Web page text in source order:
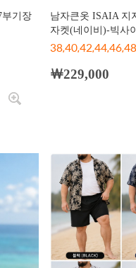
기장
남자큰옷 ISAIA 지
자켓(네이비)-빅사
￦229,000